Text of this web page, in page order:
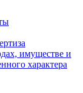
имуществе и
характера